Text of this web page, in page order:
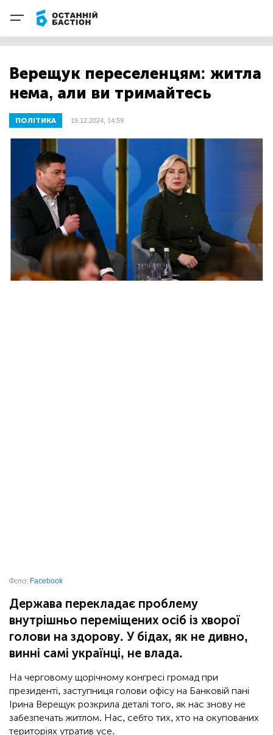
Верещук переселенцям: житла
нема, али ви тримайтесь
ПОЛІТИКА 19.12.2024, 14:59
Фото: Facebook
Держава перекладає проблему
внутрішньо переміщених осіб із хворої
голови на здорову. У бідах, як не дивно,
винні самі українці, не влада.
На черговому щорічному конгресі громад при
президенті, заступниця голови офісу на Банковій пані
Ірина Верещук розкрила деталі того, як нас знову не
забезпечать житлом. Нас, себто тих, хто на окупованих
територіях утратив усе.